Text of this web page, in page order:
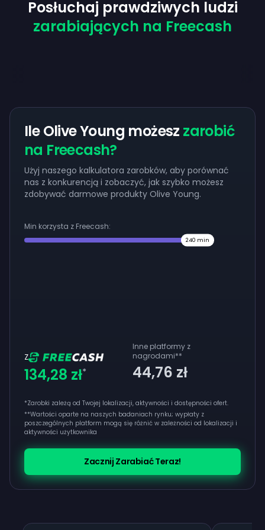
Posłuchaj prawdziwych ludzi
zarabiających na Freecash
Ile Olive Young możesz zarobić
na Freecash?
Użyj naszego kalkulatora zarobków, aby porównać
nas z konkurencją i zobaczyć, jak szybko możesz
zdobywać darmowe produkty Olive Young.
Min korzysta z Freecash:
240 min
Z
134,28 zł*
Inne platformy z
nagrodami**
44,76 zł
*Zarobki zależą od Twojej lokalizacji, aktywności i dostępności ofert.
**Wartości oparte na naszych badaniach rynku; wypłaty z
poszczególnych platform mogą się różnić w zależności od lokalizacji i
aktywności użytkownika
Zacznij Zarabiać Teraz!